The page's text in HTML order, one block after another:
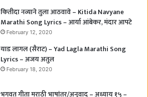
कितीदा नव्याने तुला आठवावे – Kitida Navyane
Marathi Song Lyrics – आर्या आंबेकर, मंदार आपटे
February 12, 2020
याड लागल (सैराट) – Yad Lagla Marathi Song
Lyrics – अजय अतुल
February 18, 2020
भगवत गीता मराठी भाषांतर/अनुवाद – अध्याय १५ –